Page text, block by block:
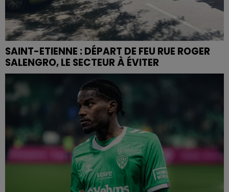
SAINT-ETIENNE : DÉPART DE FEU RUE ROGER
SALENGRO, LE SECTEUR À ÉVITER